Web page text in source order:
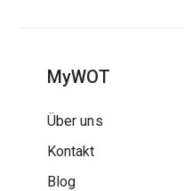
MyWOT
Über uns
Kontakt
Blog